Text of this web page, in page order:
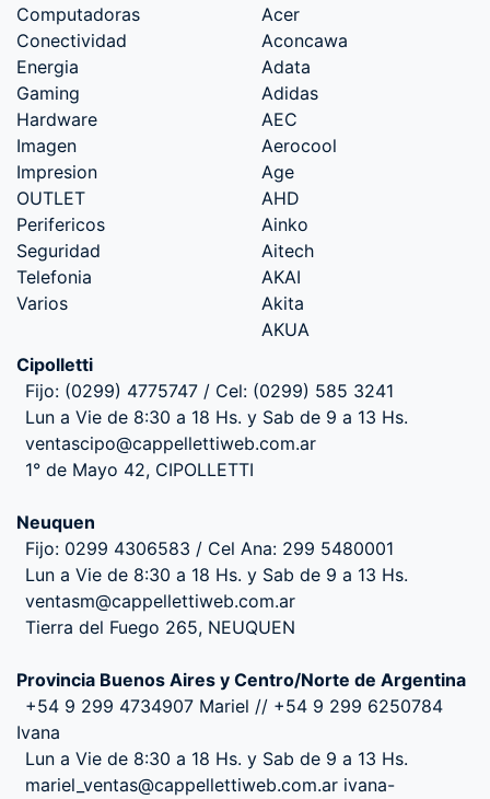
Computadoras
Conectividad
Energia
Gaming
Hardware
Imagen
Impresion
OUTLET
Perifericos
Seguridad
Telefonia
Varios
Acer
Aconcawa
Adata
Adidas
AEC
Aerocool
Age
AHD
Ainko
Aitech
AKAI
Akita
AKUA
Cipolletti
Fijo: (0299) 4775747 / Cel: (0299) 585 3241
Lun a Vie de 8:30 a 18 Hs. y Sab de 9 a 13 Hs.
ventascipo@cappellettiweb.com.ar
1° de Mayo 42, CIPOLLETTI
Neuquen
Fijo: 0299 4306583 / Cel Ana: 299 5480001
Lun a Vie de 8:30 a 18 Hs. y Sab de 9 a 13 Hs.
ventasm@cappellettiweb.com.ar
Tierra del Fuego 265, NEUQUEN
Provincia Buenos Aires y Centro/Norte de Argentina
+54 9 299 4734907 Mariel // +54 9 299 6250784
Ivana
Lun a Vie de 8:30 a 18 Hs. y Sab de 9 a 13 Hs.
mariel_ventas@cappellettiweb.com.ar ivana-